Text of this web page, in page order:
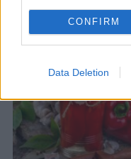
CONFIRM
Data Deletion